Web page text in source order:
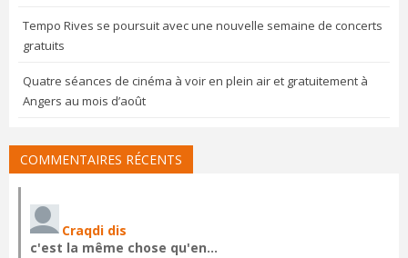
Tempo Rives se poursuit avec une nouvelle semaine de concerts
gratuits
Quatre séances de cinéma à voir en plein air et gratuitement à
Angers au mois d’août
COMMENTAIRES RÉCENTS
Craqdi dis
c'est la même chose qu'en…